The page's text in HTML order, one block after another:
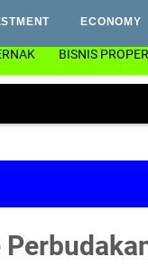
ECONOMY
BISNIS